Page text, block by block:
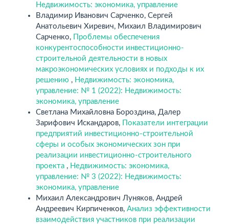
Недвижимость: экономика, управление
Владимир Иванович Сарченко, Сергей
Анатольевич Хиревич, Михаил Владимирович
Сарченко,
Проблемы обеспечения
конкурентоспособности инвестиционно-
строительной деятельности в новых
макроэкономических условиях и подходы к их
решению , Недвижимость: экономика,
управление: № 1 (2022): Недвижимость:
экономика, управление
Светлана Михайловна Бороздина, Далер
Зарифович Искандаров,
Показатели интеграции
предприятий инвестиционно-строительной
сферы и особых экономических зон при
реализации инвестиционно-строительного
проекта , Недвижимость: экономика,
управление: № 3 (2022): Недвижимость:
экономика, управление
Михаил Александрович Луняков, Андрей
Андреевич Кирпиченков, Анализ эффективности
взаимодействия участников при реализации